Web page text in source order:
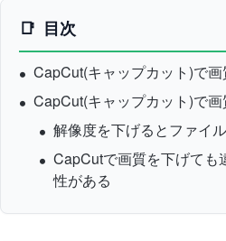
目次
CapCut(キャップカット)で画
CapCut(キャップカット)で
解像度を下げるとファイ
CapCutで画質を下げても
性がある